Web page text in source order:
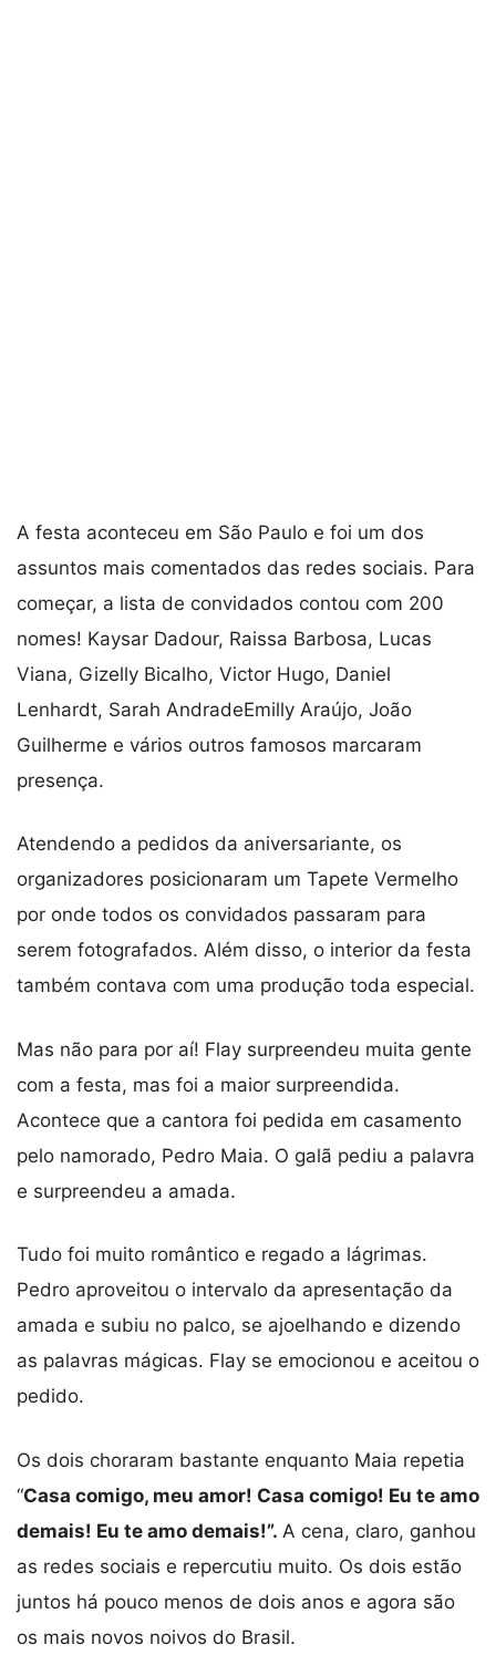
A festa aconteceu em São Paulo e foi um dos
assuntos mais comentados das redes sociais. Para
começar, a lista de convidados contou com 200
nomes! Kaysar Dadour, Raissa Barbosa, Lucas
Viana, Gizelly Bicalho, Victor Hugo, Daniel
Lenhardt, Sarah AndradeEmilly Araújo, João
Guilherme e vários outros famosos marcaram
presença.
Atendendo a pedidos da aniversariante, os
organizadores posicionaram um Tapete Vermelho
por onde todos os convidados passaram para
serem fotografados. Além disso, o interior da festa
também contava com uma produção toda especial.
Mas não para por aí! Flay surpreendeu muita gente
com a festa, mas foi a maior surpreendida.
Acontece que a cantora foi pedida em casamento
pelo namorado, Pedro Maia. O galã pediu a palavra
e surpreendeu a amada.
Tudo foi muito romântico e regado a lágrimas.
Pedro aproveitou o intervalo da apresentação da
amada e subiu no palco, se ajoelhando e dizendo
as palavras mágicas. Flay se emocionou e aceitou o
pedido.
Os dois choraram bastante enquanto Maia repetia
“Casa comigo, meu amor! Casa comigo! Eu te amo
demais! Eu te amo demais!”. A cena, claro, ganhou
as redes sociais e repercutiu muito. Os dois estão
juntos há pouco menos de dois anos e agora são
os mais novos noivos do Brasil.